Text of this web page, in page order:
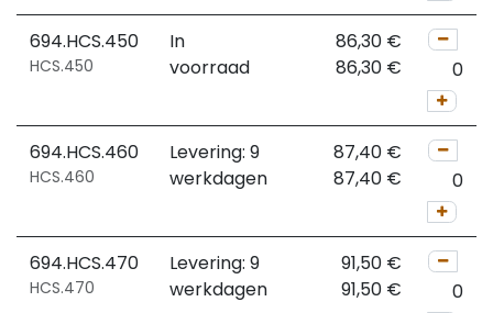
694.HCS.450
HCS.450
In
voorraad
86,30 €
86,30 €
694.HCS.460
HCS.460
Levering: 9
werkdagen
87,40 €
87,40 €
694.HCS.470
HCS.470
Levering: 9
werkdagen
91,50 €
91,50 €